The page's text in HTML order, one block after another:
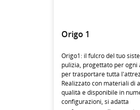
Origo 1
Origo1: il fulcro del tuo
pulizia, progettato per ogni
per trasportare tutta
Realizzato con materiali di
qualità e disponibile in
configurazioni, si adatta